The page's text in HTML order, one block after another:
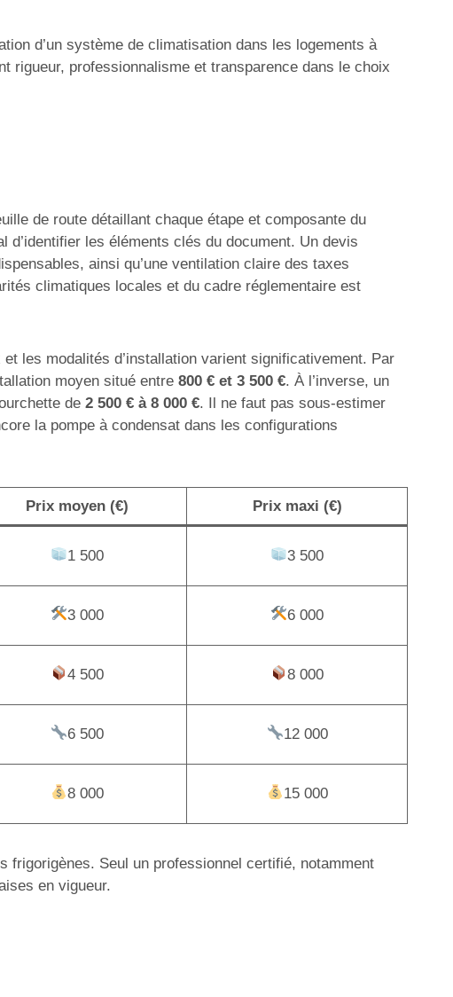
d’un système de climatisation dans les logements à
rigueur, professionnalisme et transparence dans le choix
de route détaillant chaque étape et composante du
les éléments clés du document. Un devis
ainsi qu’une ventilation claire des taxes
climatiques locales et du cadre réglementaire est
les modalités d’installation varient significativement. Par
moyen situé entre 800 € et 3 500 €. À l’inverse, un
de 2 500 € à 8 000 €. Il ne faut pas sous-estimer
la pompe à condensat dans les configurations
Prix moyen (€) Prix maxi (€)
1 500 3 500
3 000 6 000
4 500 8 000
6 500 12 000
8 000 15 000
frigorigènes. Seul un professionnel certifié, notamment
en vigueur.